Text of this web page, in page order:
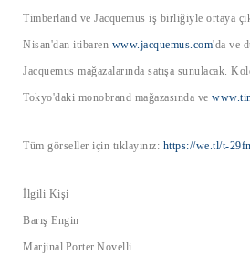
Timberland ve Jacquemus iş birliğiyle ortaya
Nisan'dan itibaren www.jacquemus.com'da ve
Jacquemus mağazalarında satışa sunulacak.
Tokyo'daki monobrand mağazasında ve
Tüm görseller için tıklayınız: https://we.tl/t-
İlgili Kişi
Barış Engin
Marjinal Porter Novelli